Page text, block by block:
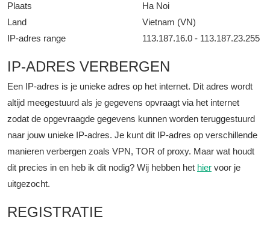
Plaats
Ha Noi
Land
Vietnam (VN)
IP-adres range
113.187.16.0 - 113.187.23.255
IP-ADRES VERBERGEN
Een IP-adres is je unieke adres op het internet. Dit adres wordt
altijd meegestuurd als je gegevens opvraagt via het internet
zodat de opgevraagde gegevens kunnen worden teruggestuurd
naar jouw unieke IP-adres. Je kunt dit IP-adres op verschillende
manieren verbergen zoals VPN, TOR of proxy. Maar wat houdt
dit precies in en heb ik dit nodig? Wij hebben het hier voor je
uitgezocht.
REGISTRATIE